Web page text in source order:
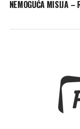
NEMOGUĆA MISIJA